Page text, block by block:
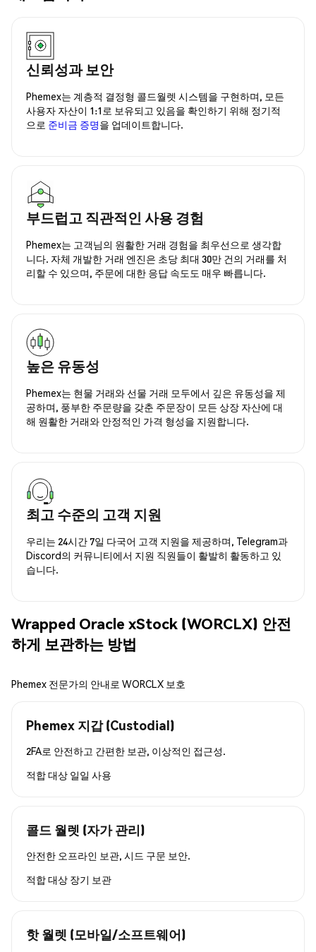
신뢰성과 보안
Phemex는 계층적 결정형 콜드월렛 시스템을 구현하며, 모든
사용자 자산이 1:1로 보유되고 있음을 확인하기 위해 정기적
으로 준비금 증명을 업데이트합니다.
부드럽고 직관적인 사용 경험
Phemex는 고객님의 원활한 거래 경험을 최우선으로 생각합
니다. 자체 개발한 거래 엔진은 초당 최대 30만 건의 거래를 처
리할 수 있으며, 주문에 대한 응답 속도도 매우 빠릅니다.
높은 유동성
Phemex는 현물 거래와 선물 거래 모두에서 깊은 유동성을 제
공하며, 풍부한 주문량을 갖춘 주문장이 모든 상장 자산에 대
해 원활한 거래와 안정적인 가격 형성을 지원합니다.
최고 수준의 고객 지원
우리는 24시간 7일 다국어 고객 지원을 제공하며, Telegram과
Discord의 커뮤니티에서 지원 직원들이 활발히 활동하고 있
습니다.
Wrapped Oracle xStock (WORCLX) 안전
하게 보관하는 방법
Phemex 전문가의 안내로 WORCLX 보호
Phemex 지갑 (Custodial)
2FA로 안전하고 간편한 보관, 이상적인 접근성.
적합 대상 일일 사용
콜드 월렛 (자가 관리)
안전한 오프라인 보관, 시드 구문 보안.
적합 대상 장기 보관
핫 월렛 (모바일/소프트웨어)